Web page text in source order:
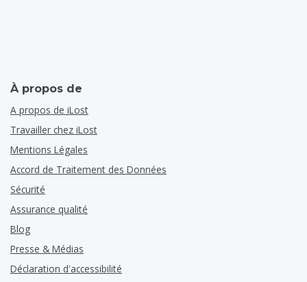
À propos de
A propos de iLost
Travailler chez iLost
Mentions Légales
Accord de Traitement des Données
Sécurité
Assurance qualité
Blog
Presse & Médias
Déclaration d'accessibilité